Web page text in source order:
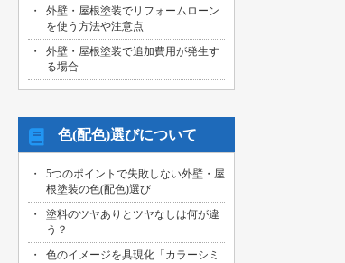
外壁・屋根塗装でリフォームローン
を使う方法や注意点
外壁・屋根塗装で追加費用が発生す
る場合
色(配色)選びについて
5つのポイントで失敗しない外壁・屋
根塗装の色(配色)選び
塗料のツヤありとツヤなしは何が違
う？
色のイメージを具現化「カラーシミ